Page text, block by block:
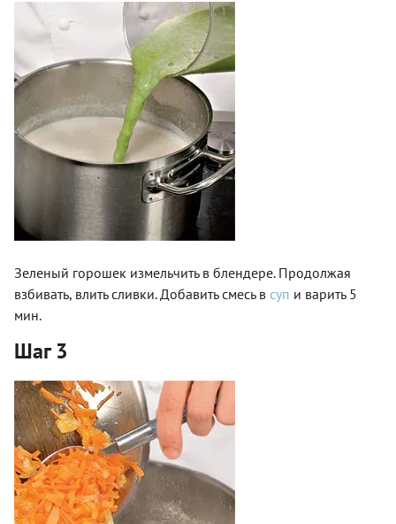
Зеленый горошек измельчить в блендере. Продолжая
взбивать, влить сливки. Добавить смесь в суп и варить 5
мин.
Шаг 3